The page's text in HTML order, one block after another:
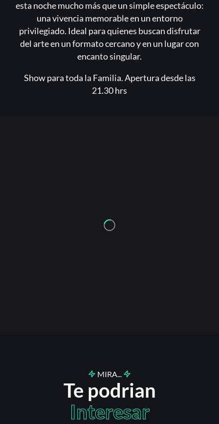
esta noche mucho más que un simple espectáculo:
una vivencia memorable en un entorno
privilegiado. Ideal para quienes buscan disfrutar
del arte en un formato cercano y en un lugar con
encanto singular.
Show para toda la Familia. Apertura desde las
21.30 hrs
MIRA...
Te podrian
Interesar